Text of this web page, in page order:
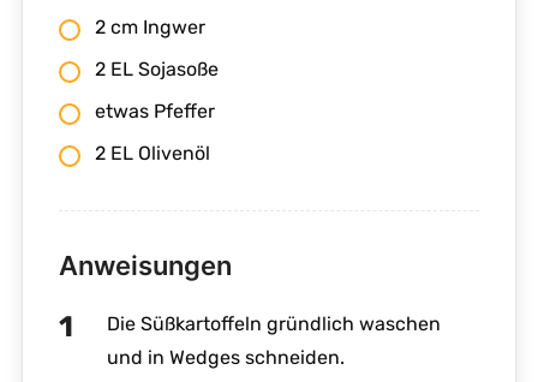
2 cm Ingwer
2 EL Sojasoße
etwas Pfeffer
2 EL Olivenöl
Anweisungen
Die Süßkartoffeln gründlich waschen
und in Wedges schneiden.